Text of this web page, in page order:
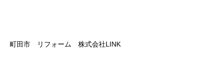
町田市 リフォーム 株式会社LINK